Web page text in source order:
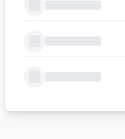
Posto de Gasolina